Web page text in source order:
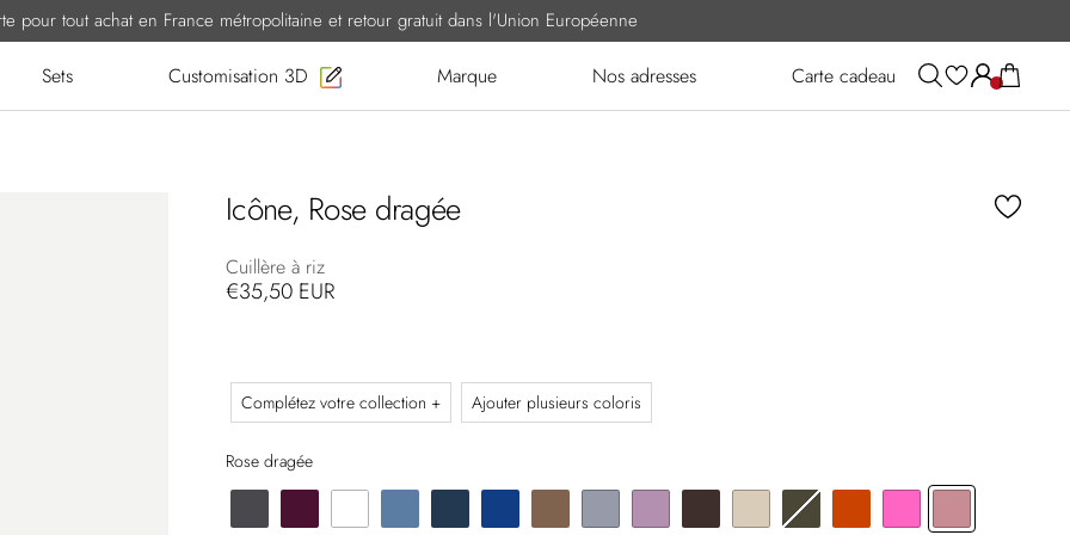
pour tout achat en France métropolitaine et retour gratuit dans l'Union Européenne
Sets Customisation 3D Marque Nos adresses Carte cadeau
Icône, Rose dragée
Cuillère à riz
€35,50 EUR
Complétez votre collection + Ajouter plusieurs coloris
Rose dragée